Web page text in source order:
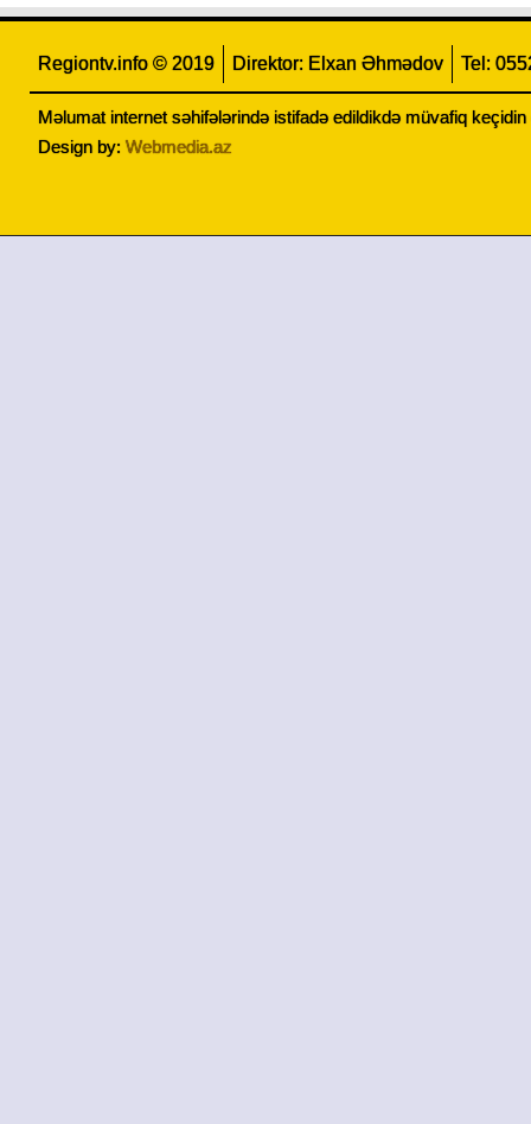
Regiontv.info © 2019 Direktor: Elxan Əhmədov Tel:
Məlumat internet səhifələrində istifadə edildikdə müvafiq keçidin
Design by: Webmedia.az